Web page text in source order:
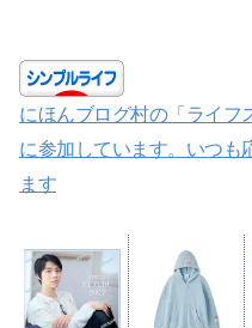
にほんブログ村の「ライフ
に参加しています。いつも
ます